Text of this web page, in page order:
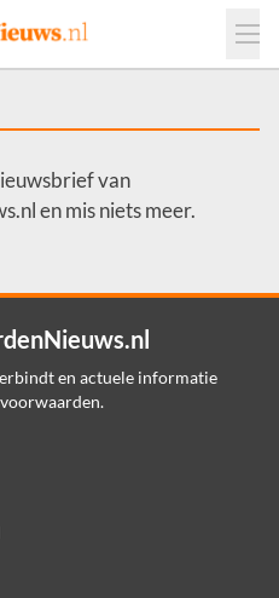
van
en mis niets meer.
en actuele informatie